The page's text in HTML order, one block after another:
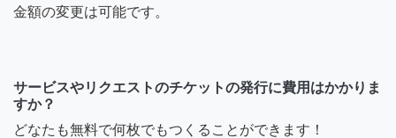
金額の変更は可能です。
サービスやリクエストのチケットの発行に費用はかかりま
すか？
どなたも無料で何枚でもつくることができます！